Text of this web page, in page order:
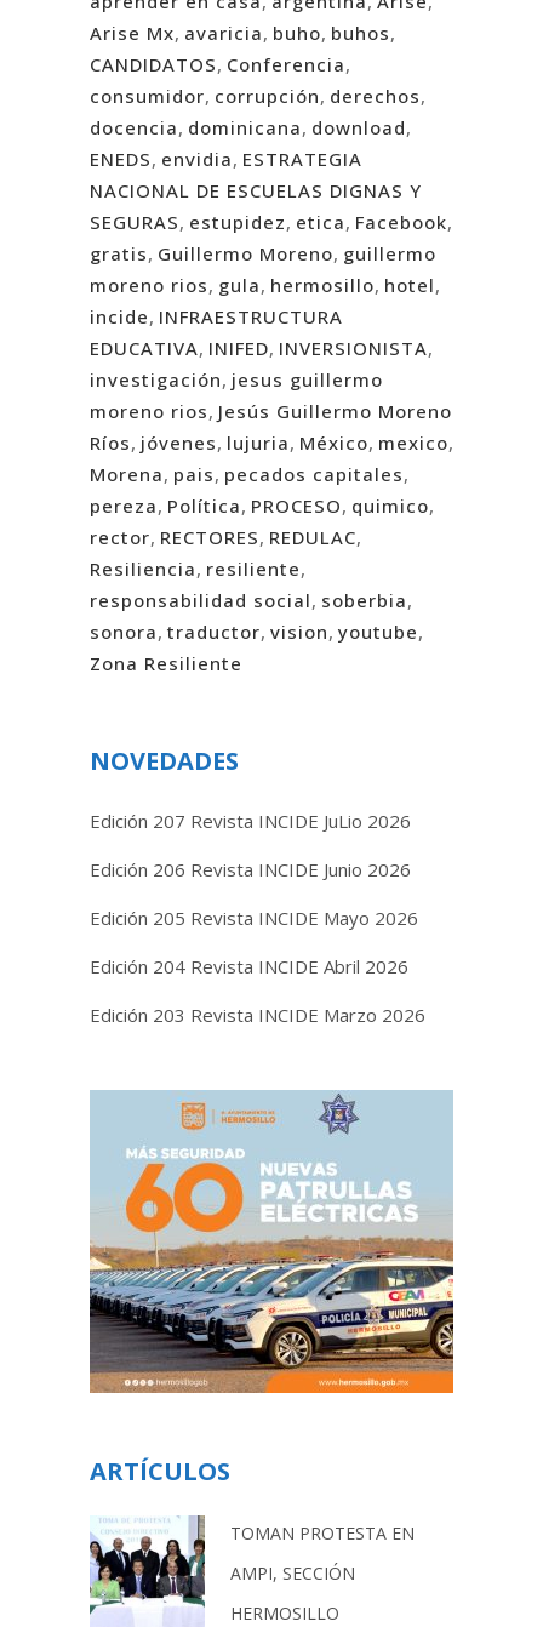
Arise Mx, avaricia, buho, buhos,
CANDIDATOS, Conferencia,
consumidor, corrupción, derechos,
docencia, dominicana, download,
ENEDS, envidia, ESTRATEGIA
NACIONAL DE ESCUELAS DIGNAS Y
SEGURAS, estupidez, etica, Facebook,
gratis, Guillermo Moreno, guillermo
moreno rios, gula, hermosillo, hotel,
incide, INFRAESTRUCTURA
EDUCATIVA, INIFED, INVERSIONISTA,
investigación, jesus guillermo
moreno rios, Jesús Guillermo Moreno
Ríos, jóvenes, lujuria, México, mexico,
Morena, pais, pecados capitales,
pereza, Política, PROCESO, quimico,
rector, RECTORES, REDULAC,
Resiliencia, resiliente,
responsabilidad social, soberbia,
sonora, traductor, vision, youtube,
Zona Resiliente
NOVEDADES
Edición 207 Revista INCIDE JuLio 2026
Edición 206 Revista INCIDE Junio 2026
Edición 205 Revista INCIDE Mayo 2026
Edición 204 Revista INCIDE Abril 2026
Edición 203 Revista INCIDE Marzo 2026
ARTÍCULOS
TOMAN PROTESTA EN
AMPI, SECCIÓN
HERMOSILLO